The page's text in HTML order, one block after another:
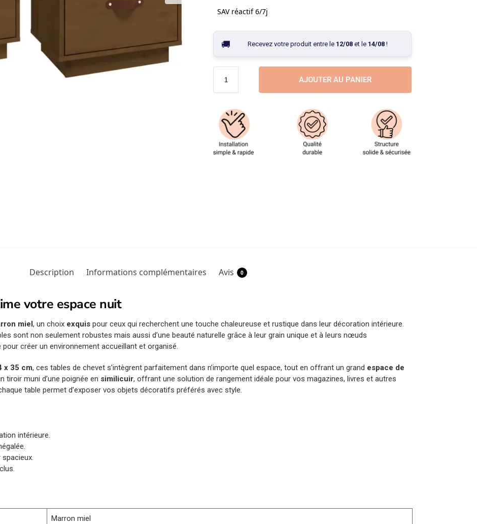
SAV réactif 6/7j
Recevez votre produit entre le 12/08et le 14/08!
AJOUTER AU PANIER
Description Informations complémentaires Avis 0
votre espace nuit
miel, un choix exquis pour ceux qui recherchent une touche chaleureuse et rustique dans leur décoration intérieure.
sont non seulement robustes mais aussi d’une beauté naturelle grâce à leur grain unique et à leurs nœuds
créer un environnement accueillant et organisé.
x 35 cm, ces tables de chevet s’intègrent parfaitement dans n’importe quel espace, tout en offrant un grand espace de
tiroir muni d’une poignée en similicuir, offrant une solution de rangement idéale pour vos magazines, livres et autres
table permet d’exposer vos objets décoratifs préférés avec style.
intérieure.
Marron miel